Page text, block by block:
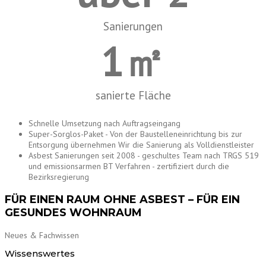
Sanierungen
1㎡
sanierte Fläche
Schnelle Umsetzung nach Auftragseingang
Super-Sorglos-Paket - Von der Baustelleneinrichtung bis zur
Entsorgung übernehmen Wir die Sanierung als Volldienstleister
Asbest Sanierungen seit 2008 - geschultes Team nach TRGS 519
und emissionsarmen BT Verfahren - zertifiziert durch die
Bezirksregierung
FÜR EINEN RAUM OHNE ASBEST – FÜR EIN
GESUNDES WOHNRAUM
Neues & Fachwissen
Wissenswertes